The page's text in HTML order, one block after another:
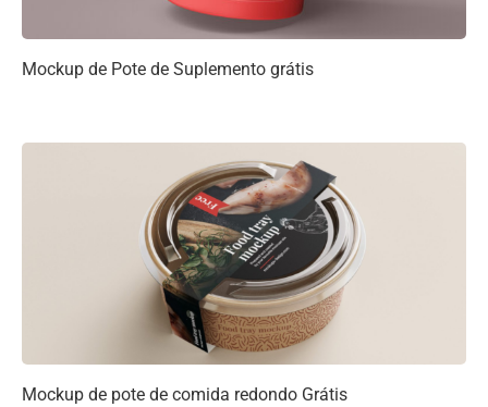
Mockup de Pote de Suplemento grátis
Mockup de pote de comida redondo Grátis